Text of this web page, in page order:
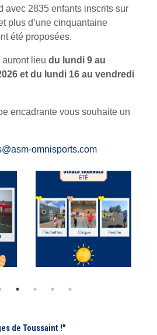
avec 2835 enfants inscrits sur
plus d’une cinquantaine
été proposées.
auront lieu du lundi 9 au
et du lundi 16 au vendredi
encadrante vous souhaite un
omnisports.com
de Toussaint !"